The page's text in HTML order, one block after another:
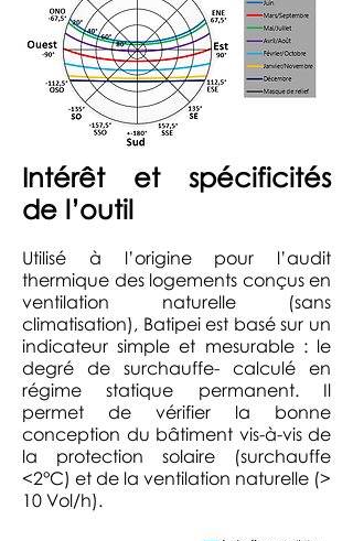
Intérêt et spécificités
de l’outil
Utilisé à l’origine pour l’audit
thermique des logements conçus en
ventilation naturelle (sans
climatisation), Batipei est basé sur un
indicateur simple et mesurable : le
degré de surchauffe- calculé en
régime statique permanent. Il
permet de vérifier la bonne
conception du bâtiment vis-à-vis de
la protection solaire (surchauffe
<2°C) et de la ventilation naturelle (>
10 Vol/h).